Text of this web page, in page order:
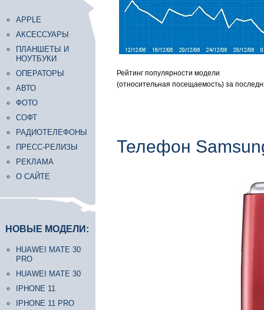
APPLE
АКСЕССУАРЫ
ПЛАНШЕТЫ И
НОУТБУКИ
ОПЕРАТОРЫ
АВТО
ФОТО
СОФТ
РАДИОТЕЛЕФОНЫ
ПРЕСС-РЕЛИЗЫ
РЕКЛАМА
О САЙТЕ
НОВЫЕ МОДЕЛИ:
HUAWEI MATE 30
PRO
HUAWEI MATE 30
IPHONE 11
IPHONE 11 PRO
Рейтинг популярности модели
(относительная посещаемость) за
Телефон